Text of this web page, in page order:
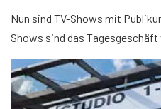
Nun sind TV-Shows mit
Shows sind das Tagesgeschäft